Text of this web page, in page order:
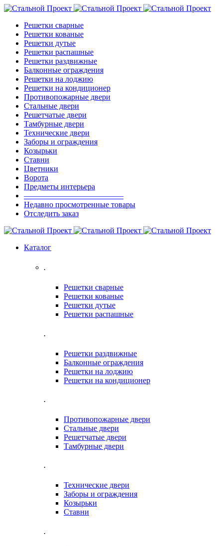
Решетки сварные
Решетки кованые
Решетки дутые
Решетки распашные
Решетки раздвижные
Балконные ограждения
Решетки на лоджию
Решетки на кондиционер
Противопожарные двери
Стальные двери
Решетчатые двери
Тамбурные двери
Технические двери
Заборы и ограждения
Козырьки
Ставни
Цветники
Ворота
Предметы интерьера
————————————–
Недавно просмотренные товары
Отследить заказ
Каталог
.
Решетки сварные
Решетки кованые
Решетки дутые
Решетки распашные
.
Решетки раздвижные
Балконные ограждения
Решетки на лоджию
Решетки на кондиционер
.
Противопожарные двери
Стальные двери
Решетчатые двери
Тамбурные двери
.
Технические двери
Заборы и ограждения
Козырьки
Ставни
.